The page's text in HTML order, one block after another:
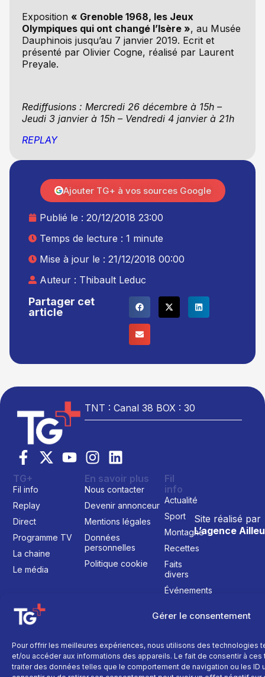
Gérer le consentement
Pour offrir les meilleures expériences, nous utilisons des technologies
et/ou accéder aux informations des appareils. Le fait de consentir à
traiter des données telles que le comportement de navigation ou les ID
Exposition « Grenoble 1968, les Jeux
Olympiques qui ont changé l’Isère », au Musée
Dauphinois jusqu’au 7 janvier 2019. Ecrit et
présenté par Olivier Cogne, réalisé par Laurent
Preyale.
Rediffusions : Mercredi 26 décembre à 15h –
Jeudi 3 janvier à 15h – Vendredi 4 janvier à 21h
REPLAY
Partager cet
article
Publié le : 20/12/2018 23:00
Temps de lecture : 1 minute
Mise à jour le : 21/12/2018 00:00
Auteur : Thibault Leduc
Ajouter TG+ à vos sources Google
TNT : Canal 38 BOX : 30
Site réalisé par
L’agence
TG+
Fil info
Replay
Direct
Programme TV
La chaine
Le média
En savoir plus
Nous contacter
Devenir annonceur
Mentions légales
Données
personnelles
Politique cookie
Fil
info
Actualité
Sport
Montagne
Recettes
Faits
divers
Événements
Politique